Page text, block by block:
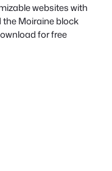
websites with
the Moiraine block
for free